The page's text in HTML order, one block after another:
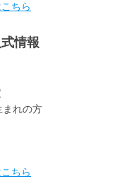
ちら
情報
まれの方
ちら